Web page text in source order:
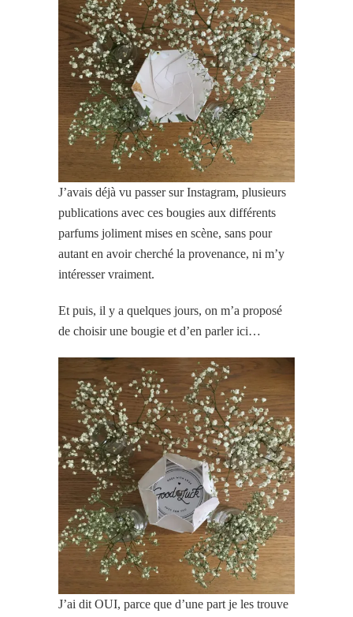
J’avais déjà vu passer sur Instagram, plusieurs
publications avec ces bougies aux différents
parfums joliment mises en scène, sans pour
autant en avoir cherché la provenance, ni m’y
intéresser vraiment.
Et puis, il y a quelques jours, on m’a proposé
de choisir une bougie et d’en parler ici…
J’ai dit OUI, parce que d’une part je les trouve